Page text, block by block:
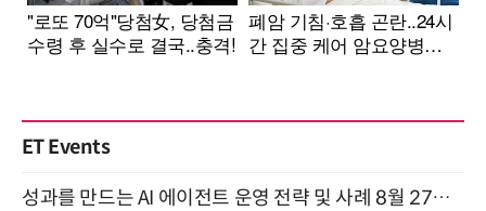
ET Events
성과를 만드는 AI 에이전트 운영 전략 및 사례 8월 27일 개최